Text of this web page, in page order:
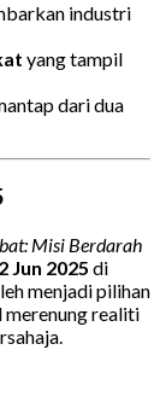
industri
yang tampil
dari dua
Misi Berdarah
Jun 2025 di
menjadi pilihan
realiti